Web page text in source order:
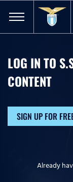
LOG IN TO
CONTENT
SIGN UP FOR
Already